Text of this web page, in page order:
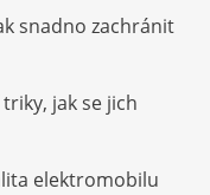
snadno zachránit
jak se jich
elektromobilu